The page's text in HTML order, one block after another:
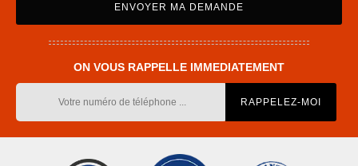
ON VOUS RAPPELLE IMMEDIATEMENT